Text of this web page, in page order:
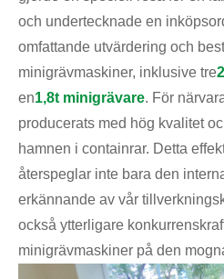
och undertecknade en
omfattande utvärdering och
minigrävmaskiner, inklusive tre
en1,8t minigrävare. För
producerats med hög kvalitet
hamnen i containrar. Detta
återspeglar inte bara den
erkännande av vår
också ytterligare
minigrävmaskiner på den